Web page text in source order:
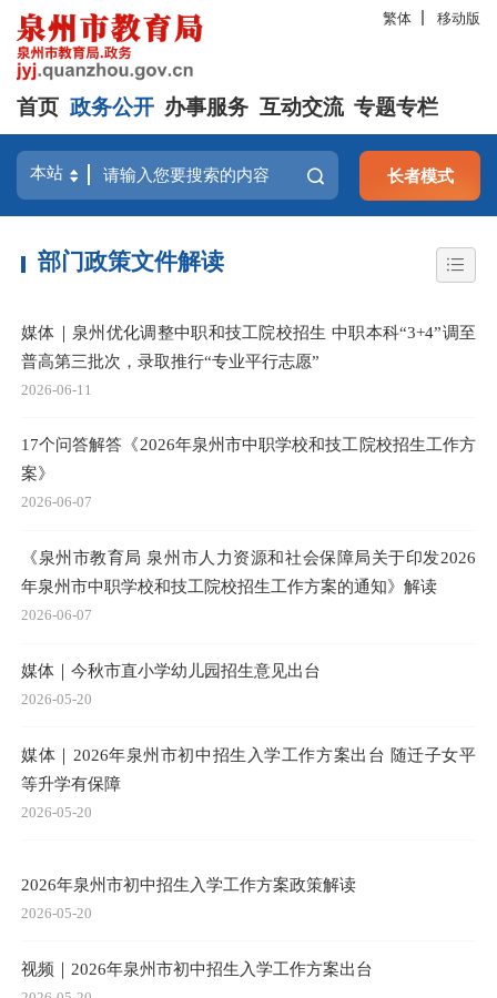
繁体 移动版
首页 政务公开 办事服务 互动交流 专题专栏
长者模式
部门政策文件解读
媒体｜泉州优化调整中职和技工院校招生 中职本科“3+4”调至
普高第三批次，录取推行“专业平行志愿”
2026-06-11
17个问答解答《2026年泉州市中职学校和技工院校招生工作方
案》
2026-06-07
《泉州市教育局 泉州市人力资源和社会保障局关于印发2026
年泉州市中职学校和技工院校招生工作方案的通知》解读
2026-06-07
媒体｜今秋市直小学幼儿园招生意见出台
2026-05-20
媒体｜2026年泉州市初中招生入学工作方案出台 随迁子女平
等升学有保障
2026-05-20
2026年泉州市初中招生入学工作方案政策解读
2026-05-20
视频｜2026年泉州市初中招生入学工作方案出台